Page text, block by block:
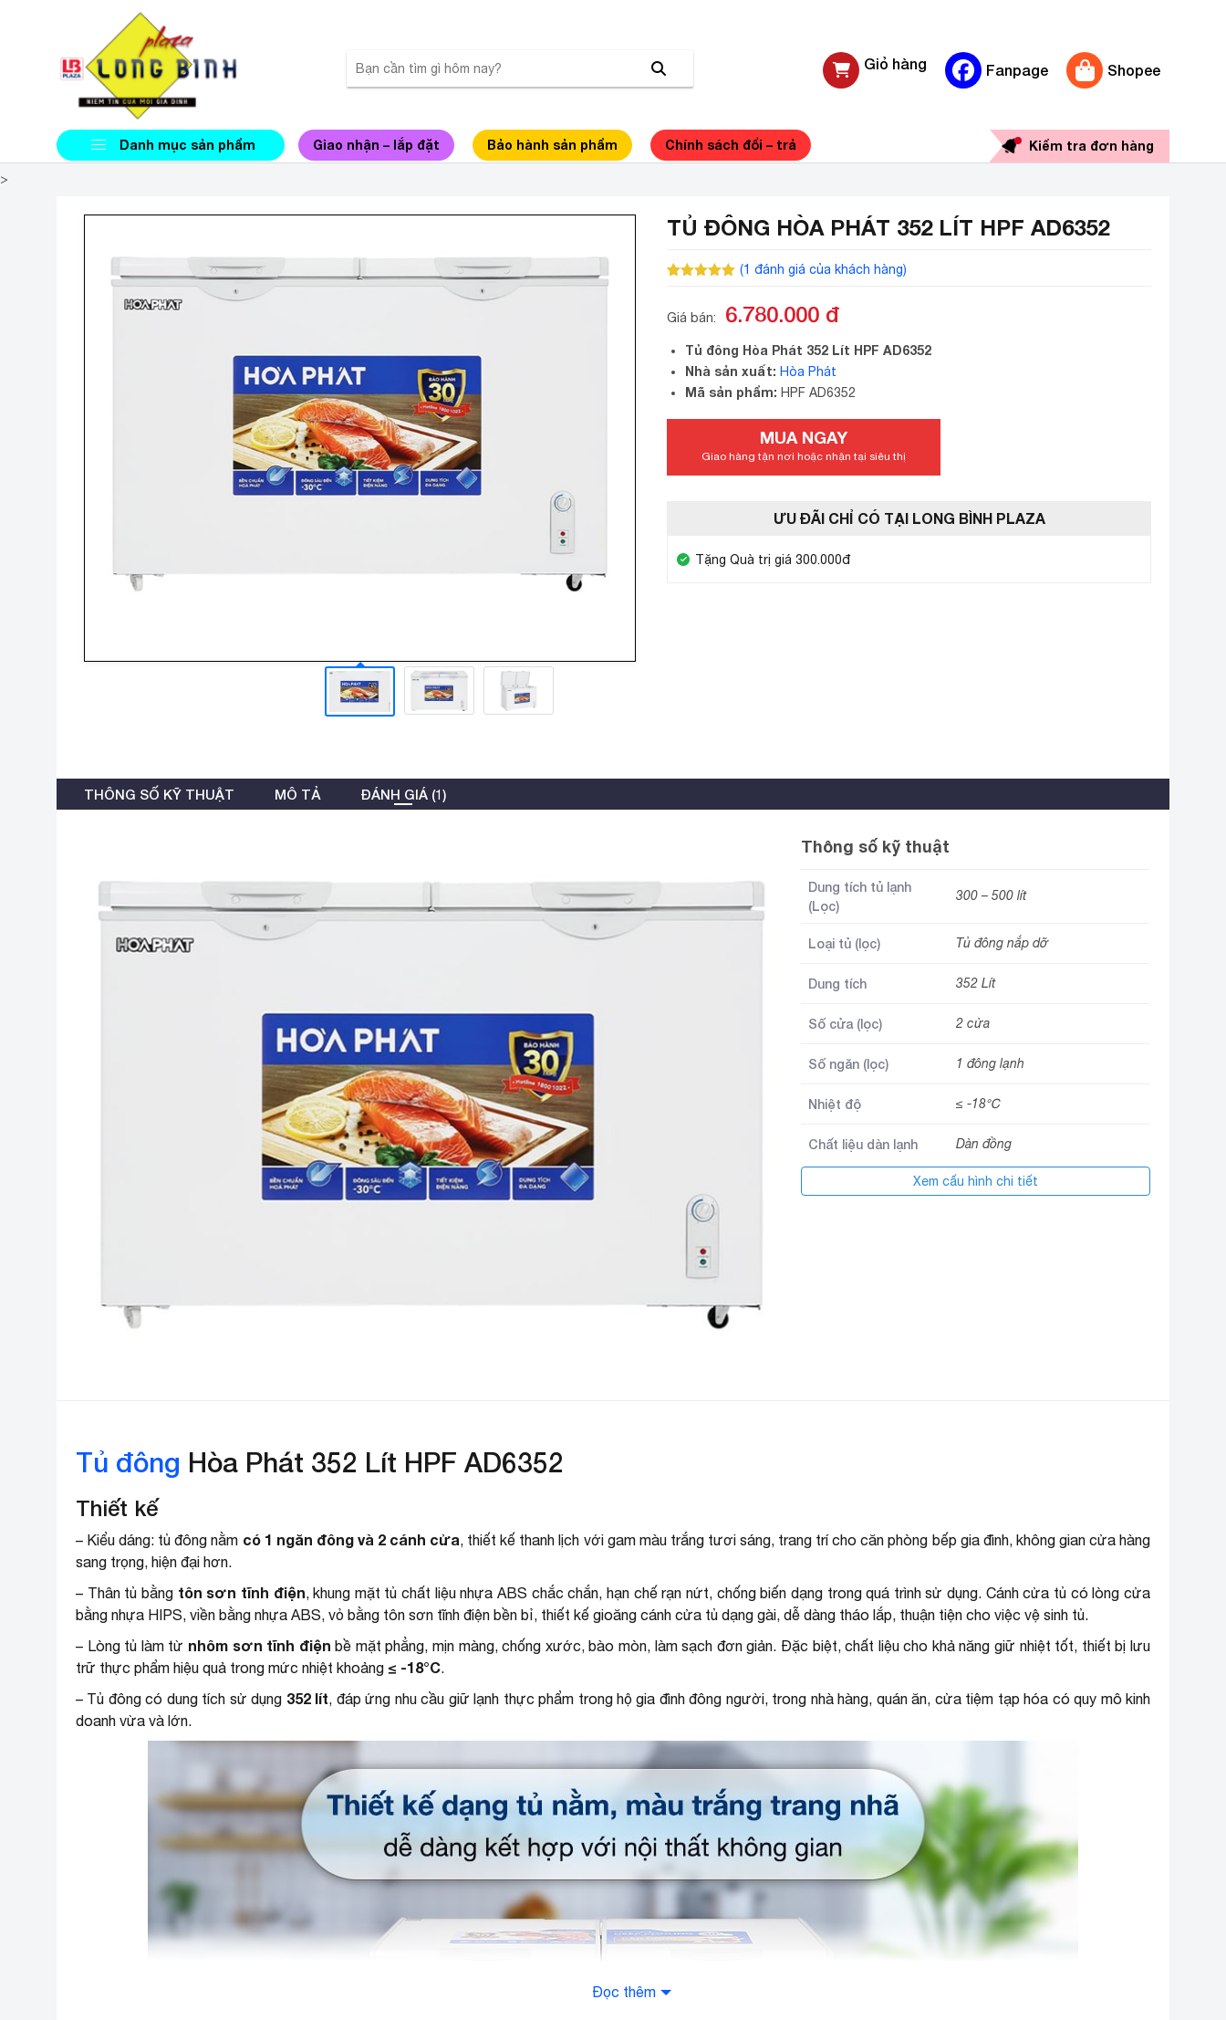
Giỏ hàng Fanpage Shopee
Danh mục sản phẩm Giao nhận – lắp đặt Bảo hành sản phẩm Chính sách đổi – trả Kiểm tra đơn hàng
>
TỦ ĐÔNG HÒA PHÁT 352 LÍT HPF AD6352
đánh giá
(1 đánh giá của khách hàng)
Giá bán: 6.780.000 đ
Tủ đông Hòa Phát 352 Lít HPF AD6352
Nhà sản xuất: Hòa Phát
Mã sản phẩm: HPF AD6352
MUA NGAY
Giao hàng tận nơi hoặc nhận tại siêu thị
ƯU ĐÃI CHỈ CÓ TẠI LONG BÌNH PLAZA
Tặng Quà trị giá 300.000đ
THÔNG SỐ KỸ THUẬT MÔ TẢ ĐÁNH GIÁ (1)
Thông số kỹ thuật
Dung tích tủ lạnh
(Lọc)
300 – 500 lít
Loại tủ (lọc) Tủ đông nắp dỡ
Dung tích 352 Lít
Số cửa (lọc) 2 cửa
Số ngăn (lọc) 1 đông lạnh
Nhiệt độ ≤ -18℃
Chất liệu dàn lạnh Dàn đồng
Nhôm sơn tĩnh điện
Xem cấu hình chi tiết
Tủ đông Hòa Phát 352 Lít HPF AD6352
Thiết kế
– Kiểu dáng: tủ đông nằm có 1 ngăn đông và 2 cánh cửa, thiết kế thanh lịch với gam màu trắng tươi sáng, trang trí cho căn phòng bếp gia đình, không gian cửa hàng
sang trọng, hiện đại hơn.
– Thân tủ bằng tôn sơn tĩnh điện, khung mặt tủ chất liệu nhựa ABS chắc chắn, hạn chế rạn nứt, chống biến dạng trong quá trình sử dụng. Cánh cửa tủ có lòng cửa
bằng nhựa HIPS, viền bằng nhựa ABS, vỏ bằng tôn sơn tĩnh điện bền bỉ, thiết kế gioăng cánh cửa tủ dạng gài, dễ dàng tháo lắp, thuận tiện cho việc vệ sinh tủ.
– Lòng tủ làm từ nhôm sơn tĩnh điện bề mặt phẳng, mịn màng, chống xước, bào mòn, làm sạch đơn giản. Đặc biệt, chất liệu cho khả năng giữ nhiệt tốt, thiết bị lưu
trữ thực phẩm hiệu quả trong mức nhiệt khoảng ≤ -18°C.
– Tủ đông có dung tích sử dụng 352 lít, đáp ứng nhu cầu giữ lạnh thực phẩm trong hộ gia đình đông người, trong nhà hàng, quán ăn, cửa tiệm tạp hóa có quy mô kinh
doanh vừa và lớn.
Đọc thêm